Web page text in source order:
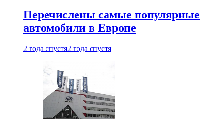
Перечислены самые популярные
автомобили в Европе
2 года спустя2 года спустя